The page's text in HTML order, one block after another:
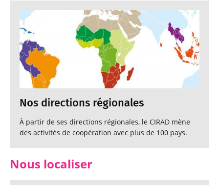
Nos directions régionales
À partir de ses directions régionales, le CIRAD mène
des activités de coopération avec plus de 100 pays.
Nous localiser